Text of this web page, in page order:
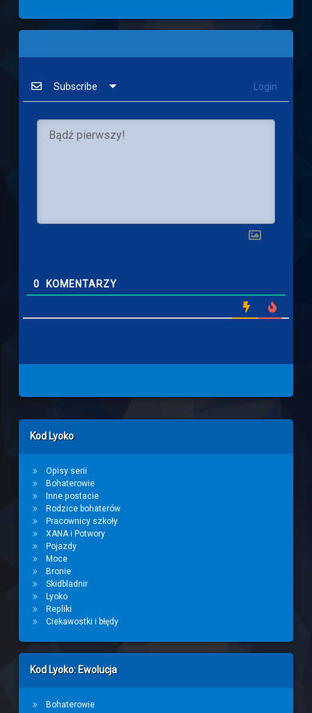
Subscribe Login
0 KOMENTARZY
Left Sidebar
Kod Lyoko
Opisy serii
Bohaterowie
Inne postacie
Rodzice bohaterów
Pracownicy szkoły
XANA i Potwory
Pojazdy
Moce
Bronie
Skidbladnir
Lyoko
Repliki
Ciekawostki i błędy
Kod Lyoko: Ewolucja
Bohaterowie